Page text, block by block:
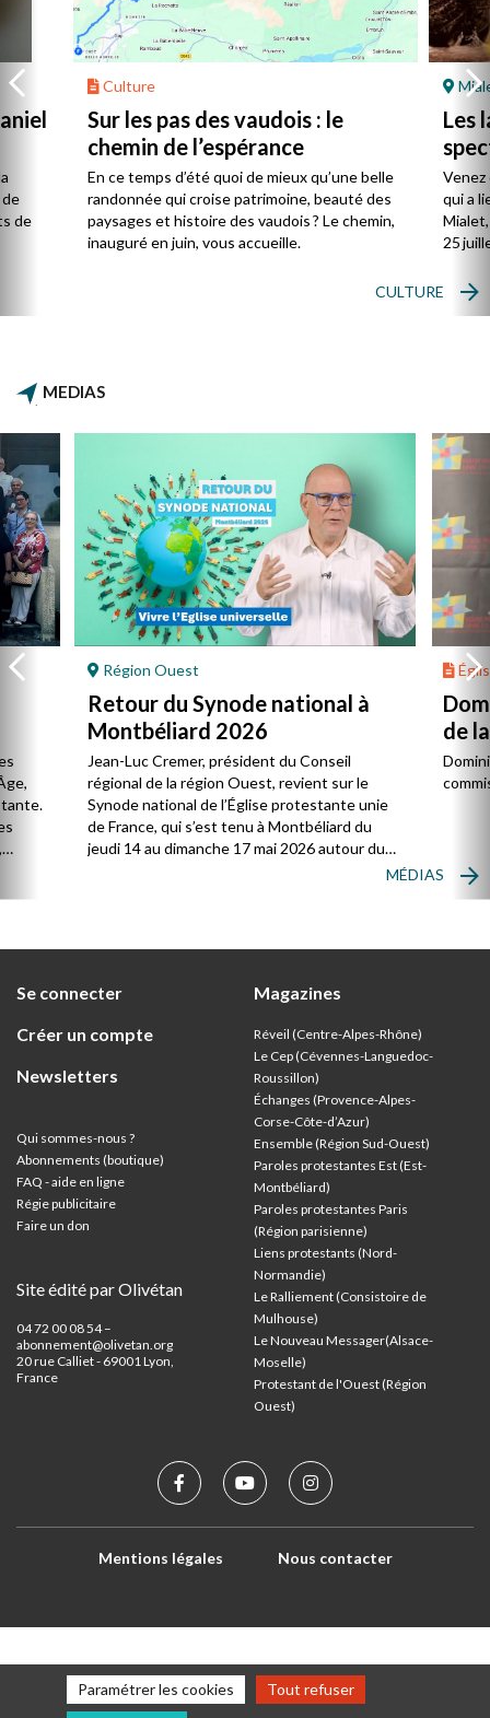
de
Culture
Sur les pas des vaudois : le
chemin de l’espérance
En ce temps d’été quoi de mieux qu’une belle
randonnée qui croise patrimoine, beauté des
paysages et histoire des vaudois ? Le chemin,
inauguré en juin, vous accueille.
Les
qui a
25
CULTURE
MEDIAS
Région Ouest
Retour du Synode national à
Montbéliard 2026
Jean-Luc Cremer, président du Conseil
régional de la région Ouest, revient sur le
Synode national de l’Église protestante unie
de France, qui s’est tenu à Montbéliard du
jeudi 14 au dimanche 17 mai 2026 autour du
de
MÉDIAS
Se connecter
Créer un compte
Newsletters
Qui sommes-nous ?
Abonnements (boutique)
FAQ - aide en ligne
Régie publicitaire
Faire un don
Site édité par Olivétan
04 72 00 08 54 –
abonnement@olivetan.org
20 rue Calliet - 69001 Lyon,
France
Magazines
Réveil (Centre-Alpes-Rhône)
Le Cep (Cévennes-Languedoc-
Roussillon)
Échanges (Provence-Alpes-
Corse-Côte-d’Azur)
Ensemble (Région Sud-Ouest)
Paroles protestantes Est (Est-
Montbéliard)
Paroles protestantes Paris
(Région parisienne)
Liens protestants (Nord-
Normandie)
Le Ralliement (Consistoire de
Mulhouse)
Le Nouveau Messager(Alsace-
Moselle)
Protestant de l'Ouest (Région
Ouest)
Mentions légales Nous contacter
Paramétrer les cookies
Tout refuser